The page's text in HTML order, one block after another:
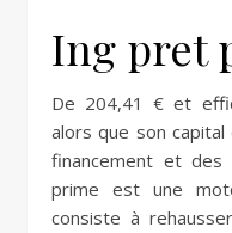
Ing pret
De 204,41 € et
alors que son
financement et des
prime est une
consiste à